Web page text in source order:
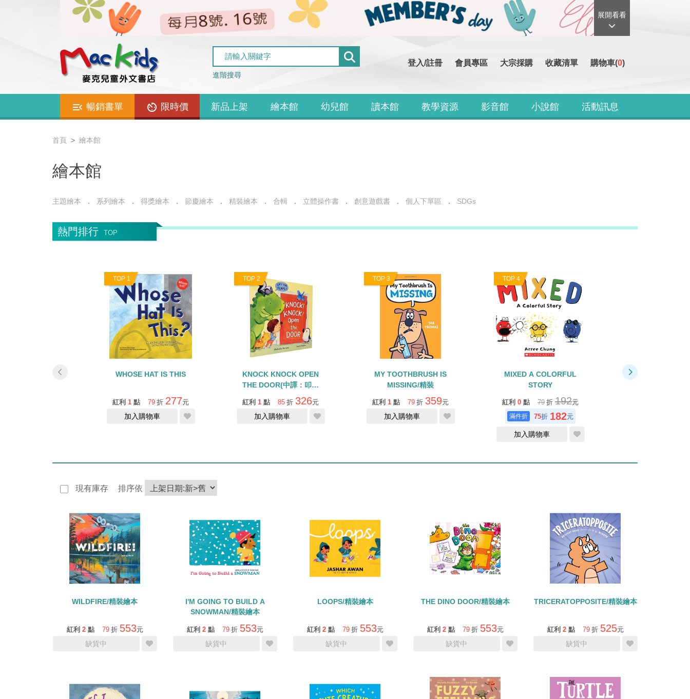
展開看看
進階搜尋
登入/註冊 會員專區 大宗採購 收藏清單 購物車(0)
暢銷書單 限時價 新品上架 繪本館 幼兒館 讀本館 教學資源 影音館 小說館 活動訊息
首頁 繪本館
繪本館
主題繪本 系列繪本 得獎繪本 節慶繪本 精裝繪本 合輯 立體操作書 創意遊戲書 個人下單區 SDGs
熱門排行 TOP
TOP 1
WHOSE HAT IS THIS
紅利 1 點 79 折 277元
加入購物車
TOP 2
KNOCK KNOCK OPEN
THE DOOR(中譯：叩叩
叩！是誰在敲門)/大開本翻
翻操作書
紅利 1 點 85 折 326元
加入購物車
TOP 3
MY TOOTHBRUSH IS
MISSING/精裝
紅利 1 點 79 折 359元
加入購物車
TOP 4
MIXED A COLORFUL
STORY
紅利 0 點 79 折 192元
75折 182元
加入購物車
TOO HEAVY
現有庫存 排序依
WILDFIRE/精裝繪本
紅利 2 點 79 折 553元
缺貨中
I'M GOING TO BUILD A
SNOWMAN/精裝繪本
紅利 2 點 79 折 553元
缺貨中
LOOPS/精裝繪本
紅利 2 點 79 折 553元
缺貨中
THE DINO DOOR/精裝繪本
紅利 2 點 79 折 553元
缺貨中
TRICERATOPPOSITE/精裝繪本
紅利 2 點 79 折 525元
缺貨中